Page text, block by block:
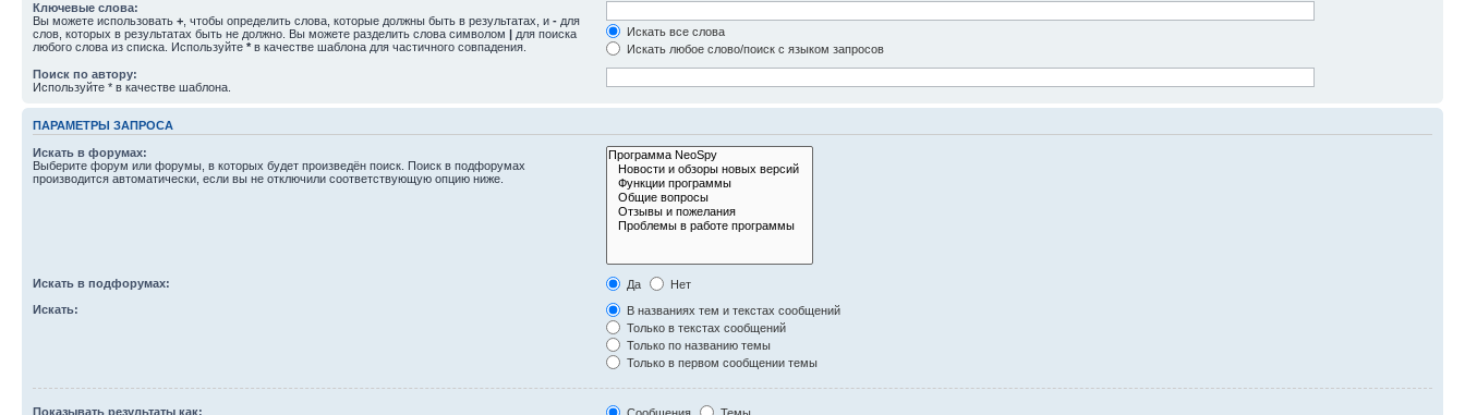
Ключевые слова:
Вы можете использовать + , чтобы определить слова, которые должны быть в результатах, и - для
слов, которых в результатах быть не должно. Вы можете разделить слова символом | для поиска
любого слова из списка. Используйте * в качестве шаблона для частичного совпадения.
Искать все слова
Искать любое слово/поиск с языком запросов
Поиск по автору:
Используйте * в качестве шаблона.
ПАРАМЕТРЫ ЗАПРОСА
Искать в форумах:
Выберите форум или форумы, в которых будет произведён поиск. Поиск в подфорумах
производится автоматически, если вы не отключили соответствующую опцию ниже.
Искать в подфорумах: Да
Нет
Искать:
В названиях тем и текстах сообщений
Только в текстах сообщений
Только по названию темы
Только в первом сообщении темы
Показывать результаты как: